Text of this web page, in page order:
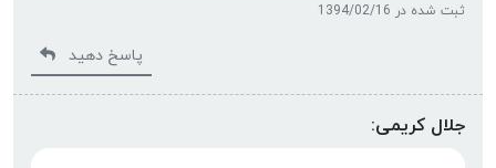
ثبت شده در 1394/02/16
پاسخ دهید
جلال کریمی: